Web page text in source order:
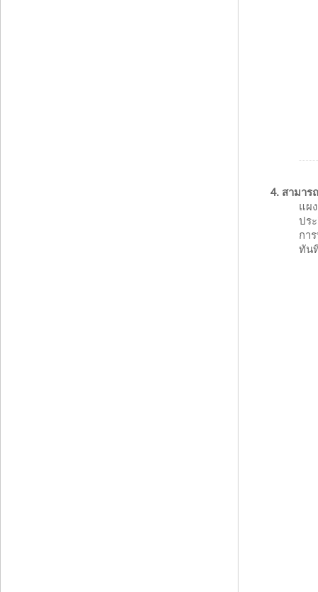
4. สามาร
แผ
ปร
กา
ทัน